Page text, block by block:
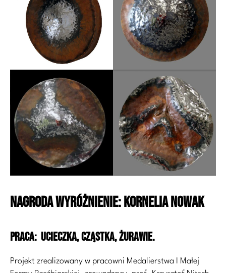
NAGRODA WYRÓŻNIENIE: Kornelia Nowak
PRACA: Ucieczka, Cząstka, Żurawie.
Projekt zrealizowany w pracowni Medalierstwa I Małej